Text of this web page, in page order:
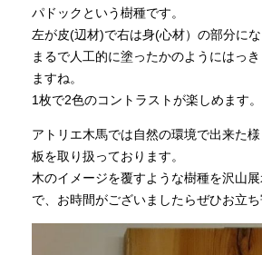
パドックという樹種です。
左が皮(辺材)で右は身(心材）の部分にな
まるで人工的に塗ったかのようにはっ
ますね。
1枚で2色のコントラストが楽しめます。
アトリエ木馬では自然の環境で出来た
板を取り扱っております。
木のイメージを覆すような樹種を沢山
で、お時間がございましたらぜひお立ち